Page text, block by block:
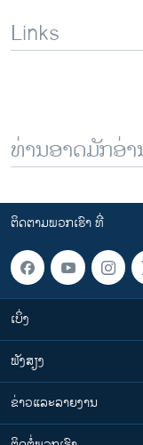
Links
ທ່ານອາດມັກອ່
ຕິດຕາມພວກເຮົາ ທີ່
ເບິ່ງ
ຟັງສຽງ
ຂ່າວແລະລາຍງານ